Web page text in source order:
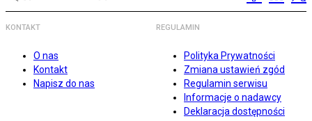
KONTAKT
O nas
Kontakt
Napisz do nas
REGULAMIN
Polityka Prywatności
Zmiana ustawień zgód
Regulamin serwisu
Informacje o nadawcy
Deklaracja dostępności